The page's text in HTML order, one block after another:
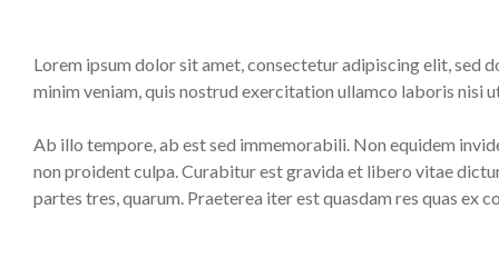
Lorem ipsum dolor sit amet, consectetur adipiscing elit, sed
minim veniam, quis nostrud exercitation ullamco laboris nisi
Ab illo tempore, ab est sed immemorabili. Non equidem
non proident culpa. Curabitur est gravida et libero vitae
partes tres, quarum. Praeterea iter est quasdam res quas ex